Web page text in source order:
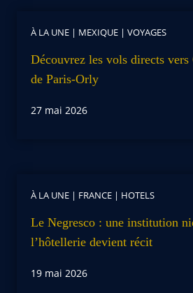
À LA UNE | MEXIQUE | VOYAGES
Découvrez les vols directs vers
de Paris-Orly
27 mai 2026
À LA UNE | FRANCE | HOTELS
Le Negresco : une institution
l’hôtellerie devient récit
19 mai 2026